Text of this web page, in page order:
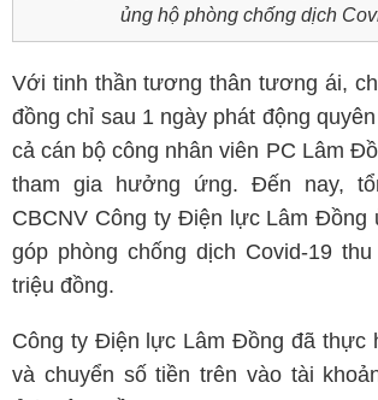
ủng hộ phòng chống dịch
Với tinh thần tương thân tương ái,
đồng chỉ sau 1 ngày phát động
cả cán bộ công nhân viên PC Lâm
tham gia hưởng ứng. Đến nay,
CBCNV Công ty Điện lực Lâm Đồng
góp phòng chống dịch Covid-19
triệu đồng.
Công ty Điện lực Lâm Đồng đã thực
và chuyển số tiền trên vào tài